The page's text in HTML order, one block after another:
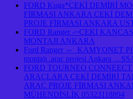
FORD Kuga*ÇEKİ DEMİRİ
FİRMASI ANKARA ÇEKİ
PROJE FİRMASI ANKARA
FORD Ranger -~ÇEKİ
MONTAJI ANKARA
Ford Ranger ⇔ KAMYONET
montajı .araç projesi Ankara
FORD TOURNEO
ARAÇLARA ÇEKİ DEMİRİ
ARAÇ PROJE FİRMASI
MÜHENDİSLİK 05323118894